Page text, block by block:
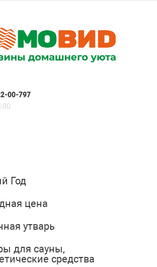
00-797
Год
цена
утварь
для сауны,
средства